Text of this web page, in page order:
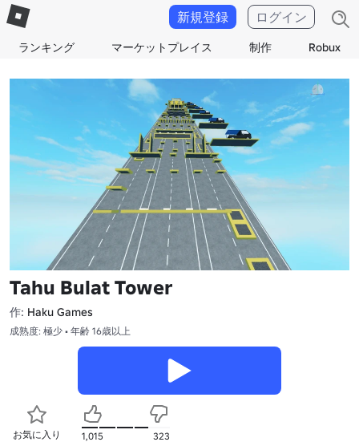
ランキング マーケットプレイス 制作 Robux
新規登録 ログイン
Tahu Bulat Tower
作: Haku Games
成熟度: 極少 • 年齢 16歳以上
お気に入り 1,015 323